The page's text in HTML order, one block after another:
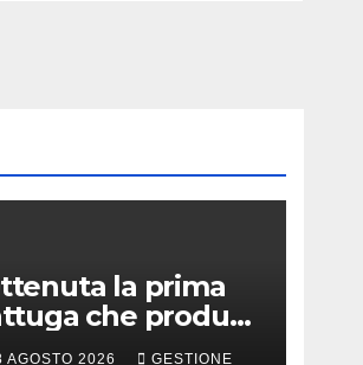
la prima
che produce
proteina chiave
AGOSTO 2026 GESTIONE